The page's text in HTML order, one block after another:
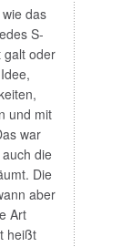
das
S-
galt oder
und mit
war
die
Die
aber
Art
heißt